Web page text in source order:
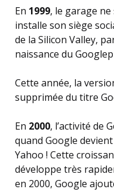
En 1999, le garage
installe son siège
de la Silicon Valley,
naissance du
Cette année, la
supprimée du titre
En 2000, l’activité de
quand Google
Yahoo ! Cette
développe très
en 2000, Google